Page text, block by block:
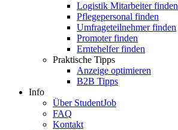
Logistik Mitarbeiter finden
Pflegepersonal finden
Umfrageteilnehmer finden
Promoter finden
Erntehelfer finden
Praktische Tipps
Anzeige optimieren
B2B Tipps
Info
Über StudentJob
FAQ
Kontakt